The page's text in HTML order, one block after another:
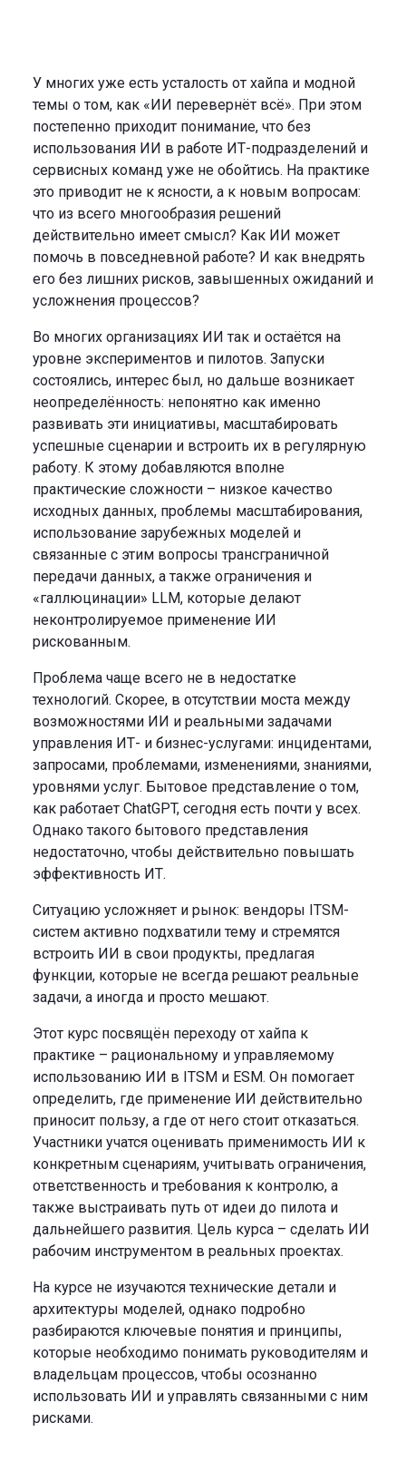
У многих уже есть усталость от хайпа и модной
темы о том, как «ИИ перевернёт всё». При этом
постепенно приходит понимание, что без
использования ИИ в работе ИТ-подразделений и
сервисных команд уже не обойтись. На практике
это приводит не к ясности, а к новым вопросам:
что из всего многообразия решений
действительно имеет смысл? Как ИИ может
помочь в повседневной работе? И как внедрять
его без лишних рисков, завышенных ожиданий и
усложнения процессов?
Во многих организациях ИИ так и остаётся на
уровне экспериментов и пилотов. Запуски
состоялись, интерес был, но дальше возникает
неопределённость: непонятно как именно
развивать эти инициативы, масштабировать
успешные сценарии и встроить их в регулярную
работу. К этому добавляются вполне
практические сложности – низкое качество
исходных данных, проблемы масштабирования,
использование зарубежных моделей и
связанные с этим вопросы трансграничной
передачи данных, а также ограничения и
«галлюцинации» LLM, которые делают
неконтролируемое применение ИИ
рискованным.
Проблема чаще всего не в недостатке
технологий. Скорее, в отсутствии моста между
возможностями ИИ и реальными задачами
управления ИТ- и бизнес-услугами: инцидентами,
запросами, проблемами, изменениями, знаниями,
уровнями услуг. Бытовое представление о том,
как работает ChatGPT, сегодня есть почти у всех.
Однако такого бытового представления
недостаточно, чтобы действительно повышать
эффективность ИТ.
Ситуацию усложняет и рынок: вендоры ITSM-
систем активно подхватили тему и стремятся
встроить ИИ в свои продукты, предлагая
функции, которые не всегда решают реальные
задачи, а иногда и просто мешают.
Этот курс посвящён переходу от хайпа к
практике – рациональному и управляемому
использованию ИИ в ITSM и ESM. Он помогает
определить, где применение ИИ действительно
приносит пользу, а где от него стоит отказаться.
Участники учатся оценивать применимость ИИ к
конкретным сценариям, учитывать ограничения,
ответственность и требования к контролю, а
также выстраивать путь от идеи до пилота и
дальнейшего развития. Цель курса – сделать ИИ
рабочим инструментом в реальных проектах.
На курсе не изучаются технические детали и
архитектуры моделей, однако подробно
разбираются ключевые понятия и принципы,
которые необходимо понимать руководителям и
владельцам процессов, чтобы осознанно
использовать ИИ и управлять связанными с ним
рисками.